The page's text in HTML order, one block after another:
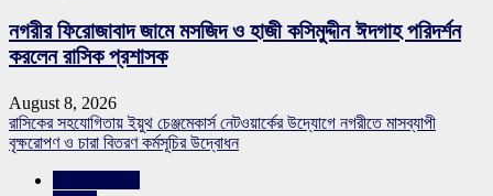
নগরীর ফিরোজাবাদ জামে মসজিদ ও হাজী কসিমুদ্দীন ঈদগাহ পরিদর্শন
করলেন রাসিক প্রশাসক
August 8, 2026
রাসিকের সহযোগিতায় ইয়ুথ চেঞ্জমেকার্স নেটওয়ার্কের উদ্যোগে নগরীতে মাসব্যাপী
বৃক্ষরোপণ ও চারা বিতরণ কর্মসূচির উদ্বোধন